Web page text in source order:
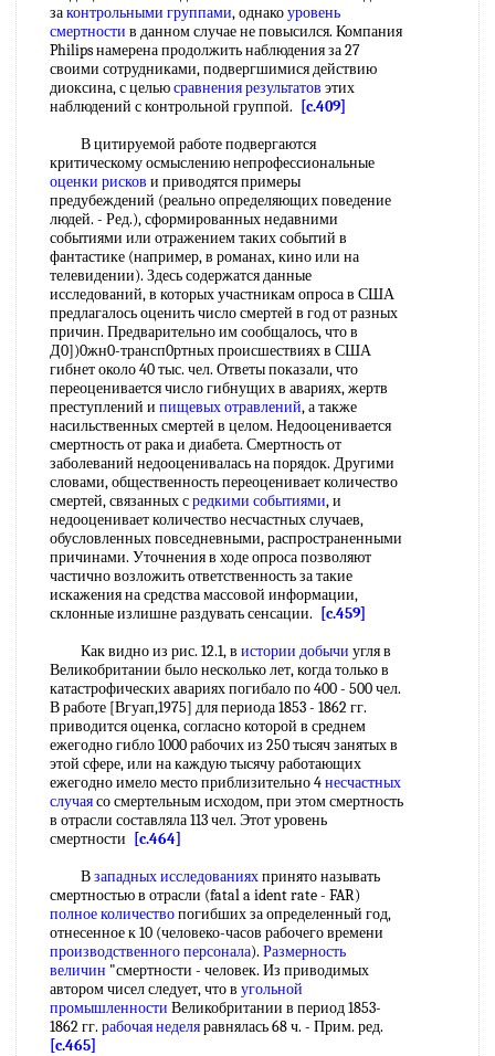
законтрольными группами, однакоуровень
смертности в данном случае не повысился. Компания
Philips намерена продолжить наблюдения за 27
своими сотрудниками, подвергшимися действию
диоксина, с цельюсравнения результатов этих
наблюдений с контрольной группой.
[c.409]
В цитируемой работе подвергаются
критическому осмыслению непрофессиональные
оценки рисков и приводятся примеры
предубеждений (реально определяющих поведение
людей. - Ред.), сформированных недавними
событиями или отражением таких событий в
фантастике (например, в романах, кино или на
телевидении). Здесь содержатся данные
исследований, в которых участникам опроса в США
предлагалось оценить число смертей в год от разных
причин. Предварительно им сообщалось, что в
Д0])0жн0-трансп0ртных происшествиях в США
гибнет около 40 тыс. чел. Ответы показали, что
переоценивается число гибнущих в авариях, жертв
преступлений и пищевых отравлений, а также
насильственных смертей в целом. Недооценивается
смертность от рака и диабета. Смертность от
заболеваний недооценивалась на порядок. Другими
словами, общественность переоценивает количество
смертей, связанных средкими событиями, и
недооценивает количество несчастных случаев,
обусловленных повседневными, распространенными
причинами. Уточнения в ходе опроса позволяют
частично возложить ответственность за такие
искажения на средства массовой информации,
склонные излишне раздувать сенсации.
[c.459]
Как видно из рис. 12.1, в истории добычи угля в
Великобритании было несколько лет, когда только в
катастрофических авариях погибало по 400 - 500 чел.
В работе [Вгуап,1975] для периода 1853 - 1862 гг.
приводится оценка, согласно которой в среднем
ежегодно гибло 1000 рабочих из 250 тысяч занятых в
этой сфере, или на каждую тысячу работающих
ежегодно имело место приблизительно 4несчастных
случаясо смертельным исходом, при этом смертность
в отрасли составляла 113 чел. Этот уровень
смертности
[c.464]
Взападных исследованияхпринято называть
смертностью в отрасли (fatal a ident rate - FAR)
полное количествопогибших за определенный год,
отнесенное к 10 (человеко-часов рабочего времени
производственного персонала). Размерность
величин "смертности - человек. Из приводимых
автором чисел следует, что в угольной
промышленности Великобритании в период 1853-
1862 гг. рабочая неделяравнялась 68 ч. - Прим. ред.
[c.465]